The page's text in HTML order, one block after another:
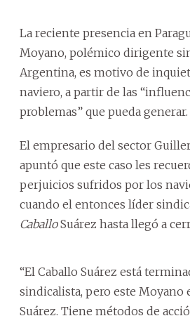
La reciente presencia en
Moyano, polémico dirigente
Argentina, es motivo de
naviero, a partir de las
problemas” que pueda generar.
El empresario del sector
apuntó que este caso les
perjuicios sufridos por los
cuando el entonces líder
CaballoSuárez hasta llegó a
“El Caballo Suárez está
sindicalista, pero este Moyano
Suárez. Tiene métodos de